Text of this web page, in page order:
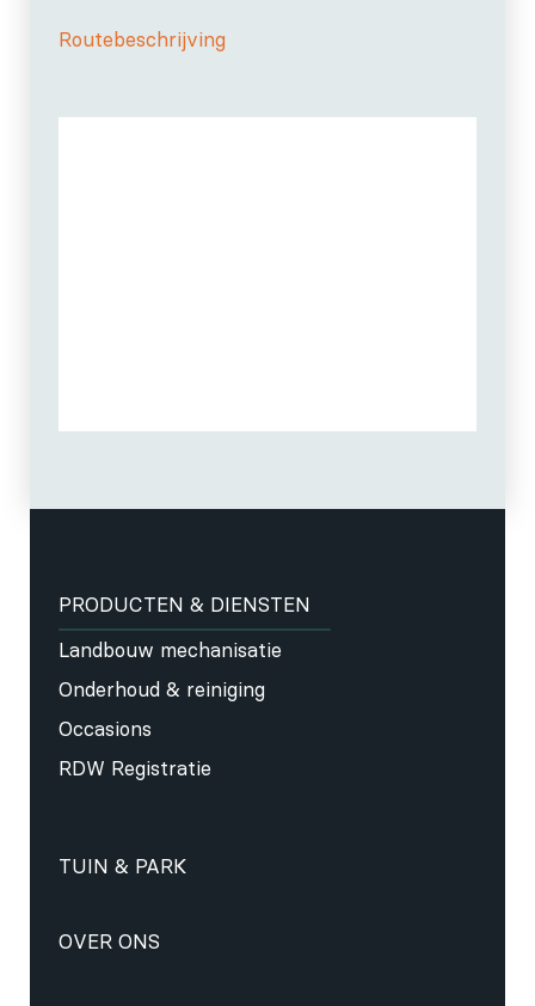
Routebeschrijving
PRODUCTEN & DIENSTEN
Landbouw mechanisatie
Onderhoud & reiniging
Occasions
RDW Registratie
TUIN & PARK
OVER ONS